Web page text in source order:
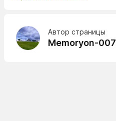
Автор страницы
Memoryon-007